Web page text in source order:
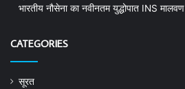
भारतीय नौसेना का नवीनतम युद्धोपात INS मालवण
CATEGORIES
सूरत